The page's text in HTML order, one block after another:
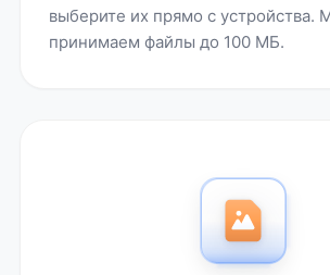
выберите их прямо с устройства.
принимаем файлы до 100 МБ.